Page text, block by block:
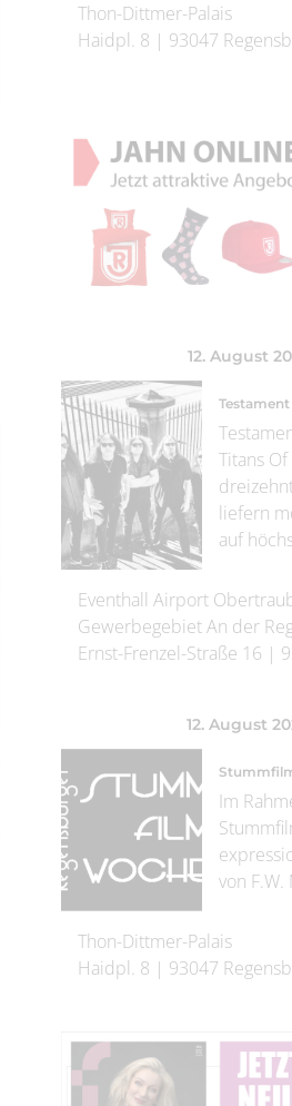
Thon-Dittmer-Palais
Haidpl. 8 | 93047
12. August
Testament
Titans
liefern
auf
Eventhall Airport
Gewerbegebiet An der
Ernst-Frenzel-Straße 16 |
12. August
Im
von F.W.
Thon-Dittmer-Palais
Haidpl. 8 | 93047